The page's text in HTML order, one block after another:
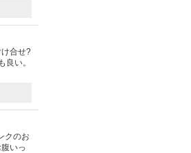
合せ?
い。
クのお
いっ